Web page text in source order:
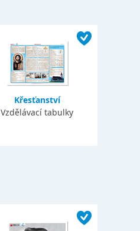
Křesťanství
Vzdělávací tabulky